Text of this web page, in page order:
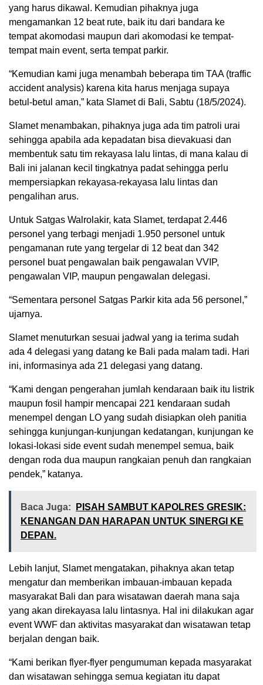
yang harus dikawal. Kemudian pihaknya juga
mengamankan 12 beat rute, baik itu dari bandara ke
tempat akomodasi maupun dari akomodasi ke tempat-
tempat main event, serta tempat parkir.
“Kemudian kami juga menambah beberapa tim TAA (traffic
accident analysis) karena kita harus menjaga supaya
betul-betul aman,” kata Slamet di Bali, Sabtu (18/5/2024).
Slamet menambakan, pihaknya juga ada tim patroli urai
sehingga apabila ada kepadatan bisa dievakuasi dan
membentuk satu tim rekayasa lalu lintas, di mana kalau di
Bali ini jalanan kecil tingkatnya padat sehingga perlu
mempersiapkan rekayasa-rekayasa lalu lintas dan
pengalihan arus.
Untuk Satgas Walrolakir, kata Slamet, terdapat 2.446
personel yang terbagi menjadi 1.950 personel untuk
pengamanan rute yang tergelar di 12 beat dan 342
personel buat pengawalan baik pengawalan VVIP,
pengawalan VIP, maupun pengawalan delegasi.
“Sementara personel Satgas Parkir kita ada 56 personel,”
ujarnya.
Slamet menuturkan sesuai jadwal yang ia terima sudah
ada 4 delegasi yang datang ke Bali pada malam tadi. Hari
ini, informasinya ada 21 delegasi yang datang.
“Kami dengan pengerahan jumlah kendaraan baik itu listrik
maupun fosil hampir mencapai 221 kendaraan sudah
menempel dengan LO yang sudah disiapkan oleh panitia
sehingga kunjungan-kunjungan kedatangan, kunjungan ke
lokasi-lokasi side event sudah menempel semua, baik
dengan roda dua maupun rangkaian penuh dan rangkaian
pendek,” katanya.
Baca Juga:
PISAH SAMBUT KAPOLRES GRESIK:
KENANGAN DAN HARAPAN UNTUK SINERGI KE
DEPAN.
Lebih lanjut, Slamet mengatakan, pihaknya akan tetap
mengatur dan memberikan imbauan-imbauan kepada
masyarakat Bali dan para wisatawan daerah mana saja
yang akan direkayasa lalu lintasnya. Hal ini dilakukan agar
event WWF dan aktivitas masyarakat dan wisatawan tetap
berjalan dengan baik.
“Kami berikan flyer-flyer pengumuman kepada masyarakat
dan wisatawan sehingga semua kegiatan itu dapat